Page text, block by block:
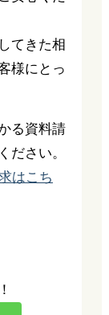
てきた相
様にとっ
る資料請
ださい。
はこち